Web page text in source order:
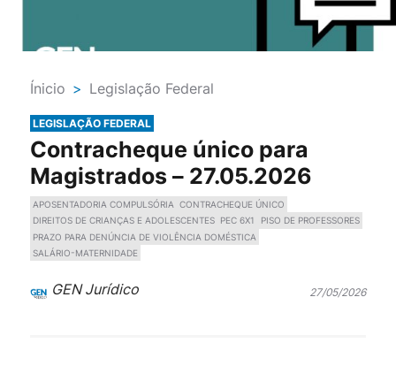
Ínicio > Legislação Federal
LEGISLAÇÃO FEDERAL
Contracheque único para
Magistrados – 27.05.2026
APOSENTADORIA COMPULSÓRIA CONTRACHEQUE ÚNICO
DIREITOS DE CRIANÇAS E ADOLESCENTES
PEC 6X1
PISO DE PROFESSORES
PRAZO PARA DENÚNCIA DE VIOLÊNCIA DOMÉSTICA
SALÁRIO-MATERNIDADE
GEN Jurídico 27/05/2026